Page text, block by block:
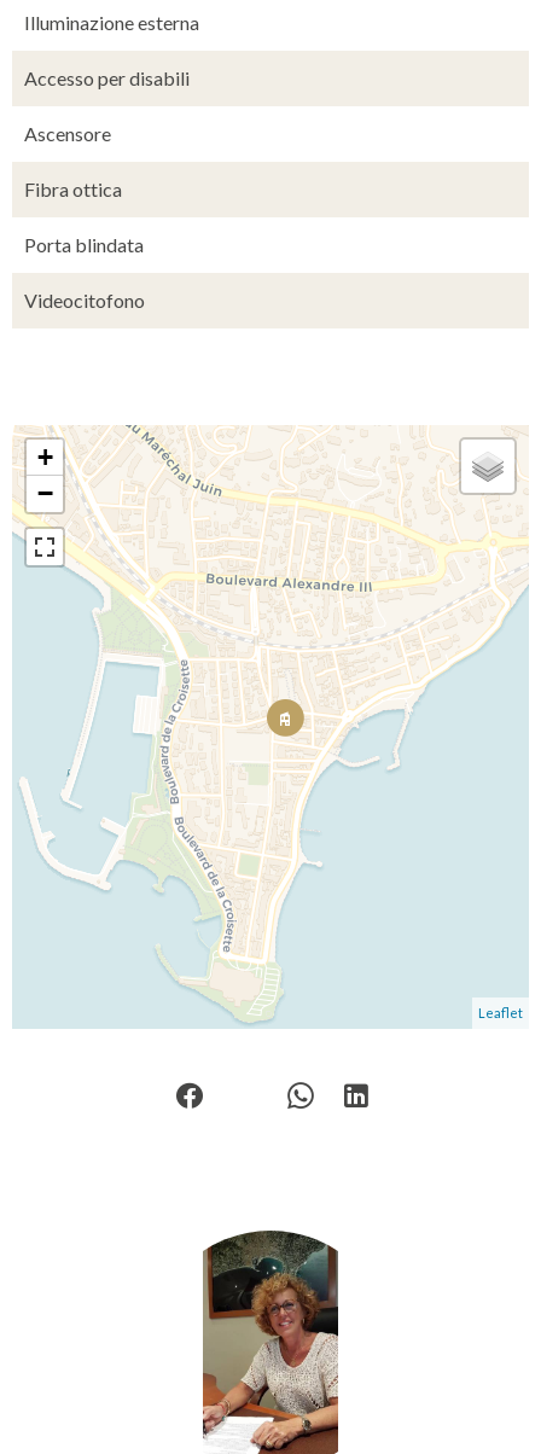
Illuminazione esterna
Accesso per disabili
Ascensore
Fibra ottica
Porta blindata
Videocitofono
+
−
Leaflet